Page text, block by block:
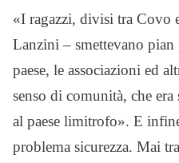
«I ragazzi, divisi tra Covo
Lanzini – smettevano
paese, le associazioni ed
senso di comunità, che
al paese limitrofo». E
problema sicurezza. Mai